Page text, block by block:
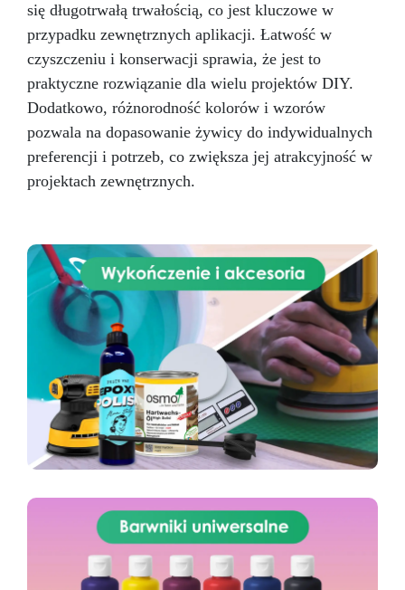
się długotrwałą trwałością, co jest kluczowe w
przypadku zewnętrznych aplikacji. Łatwość w
czyszczeniu i konserwacji sprawia, że jest to
praktyczne rozwiązanie dla wielu projektów DIY.
Dodatkowo, różnorodność kolorów i wzorów
pozwala na dopasowanie żywicy do indywidualnych
preferencji i potrzeb, co zwiększa jej atrakcyjność w
projektach zewnętrznych.